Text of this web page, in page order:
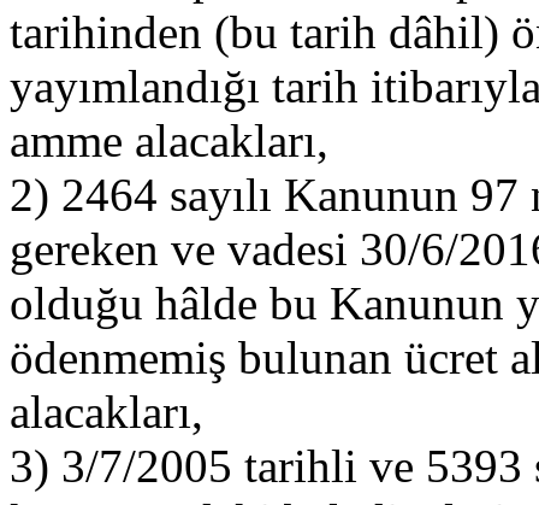
tarihinden (bu tarih dâhil)
yayımlandığı tarih
amme alacakları,
2) 2464 sayılı Kanunun
gereken ve vadesi 30/6/
olduğu hâlde bu Kanunun
ödenmemiş bulunan ücret
alacakları,
3) 3/7/2005 tarihli ve 5393